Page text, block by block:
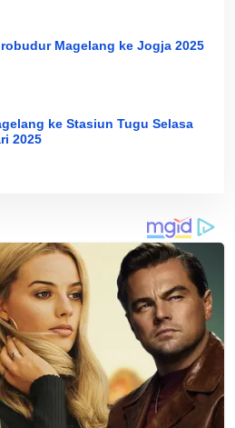
Magelang ke Jogja 2025
ke Stasiun Tugu Selasa
2025